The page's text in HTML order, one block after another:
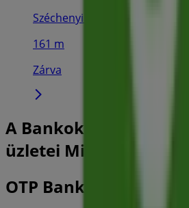
Széchenyi istván út 3-9., Miskolc
161 m
Zárva
A Bankok és
üzletei Miskolc
OTP Bank